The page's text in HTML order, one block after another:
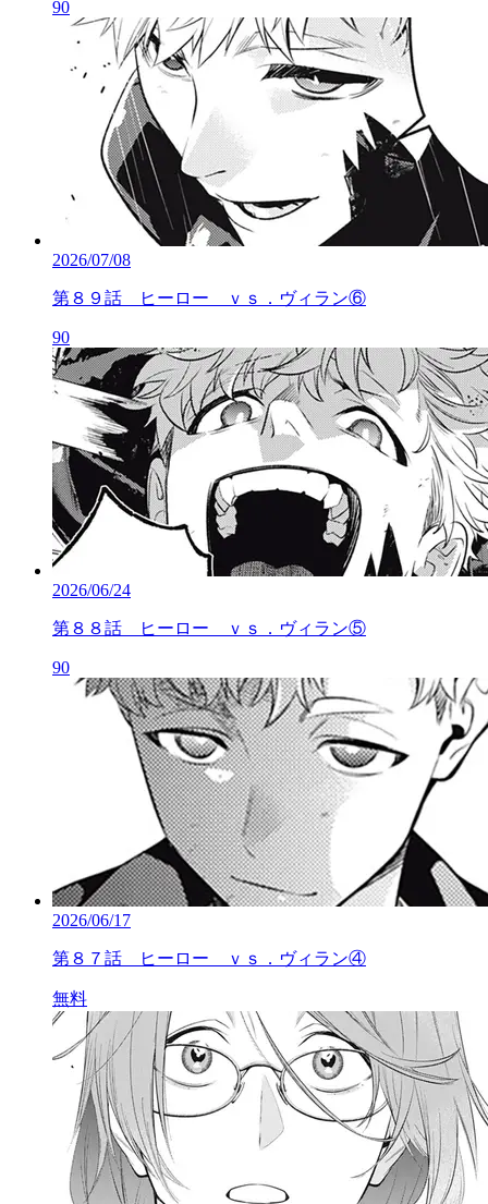
90
2026/07/08
第８９話 ヒーロー ｖｓ．ヴィラン⑥
90
2026/06/24
第８８話 ヒーロー ｖｓ．ヴィラン⑤
90
2026/06/17
第８７話 ヒーロー ｖｓ．ヴィラン④
無料